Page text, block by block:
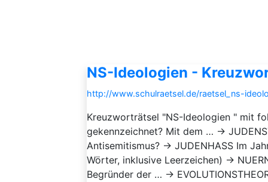
NS-Ideologien -
http://www.schulraetsel.de/raetsel_ns-
Kreuzworträtsel "NS-Ideologien " mit
gekennzeichnet? Mit dem … →
Antisemitismus? → JUDENHASS Im
Wörter, inklusive Leerzeichen) →
Begründer der … →